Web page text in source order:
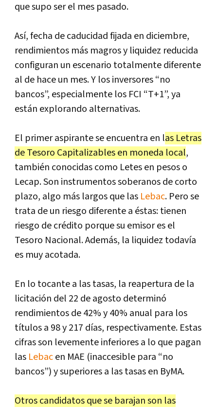
que supo ser el mes pasado.
Así, fecha de caducidad fijada en diciembre,
rendimientos más magros y liquidez reducida
configuran un escenario totalmente diferente
al de hace un mes. Y los inversores “no
bancos”, especialmente los FCI “T+1”, ya
están explorando alternativas.
El primer aspirante se encuentra en las Letras
de Tesoro Capitalizables en moneda local,
también conocidas como Letes en pesos o
Lecap. Son instrumentos soberanos de corto
plazo, algo más largos que las Lebac. Pero se
trata de un riesgo diferente a éstas: tienen
riesgo de crédito porque su emisor es el
Tesoro Nacional. Además, la liquidez todavía
es muy acotada.
En lo tocante a las tasas, la reapertura de la
licitación del 22 de agosto determinó
rendimientos de 42% y 40% anual para los
títulos a 98 y 217 días, respectivamente. Estas
cifras son levemente inferiores a lo que pagan
las Lebacen MAE (inaccesible para “no
bancos”) y superiores a las tasas en ByMA.
Otros candidatos que se barajan son las